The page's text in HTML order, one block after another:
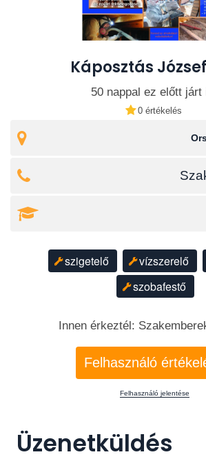
Káposztás
50 nappal ez előtt járt
0 értékelés
szigetelő vízszerelő
szobafestő
Innen érkeztél:
Felhasználó
Felhasználó jelentése
Üzenetküldés